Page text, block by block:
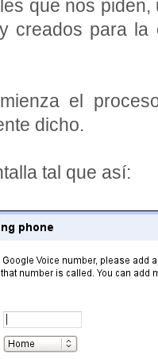
que nos piden,
creados para la
el
dicho.
tal que así: